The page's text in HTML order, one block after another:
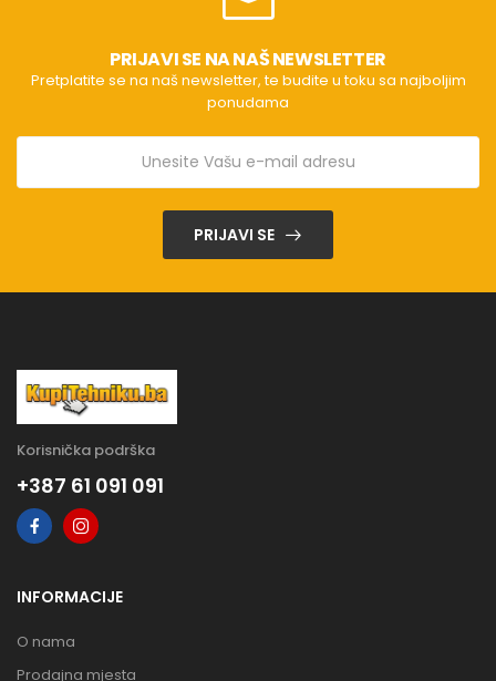
PRIJAVI SE NA NAŠ NEWSLETTER
Pretplatite se na naš newsletter, te budite u toku sa najboljim
ponudama
PRIJAVI SE
Korisnička podrška
+387 61 091 091
INFORMACIJE
O nama
Prodajna mjesta